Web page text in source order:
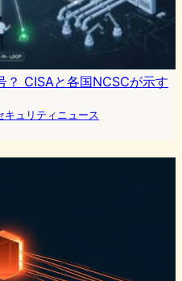
？ CISAと各国NCSCが示す
キュリティニュース